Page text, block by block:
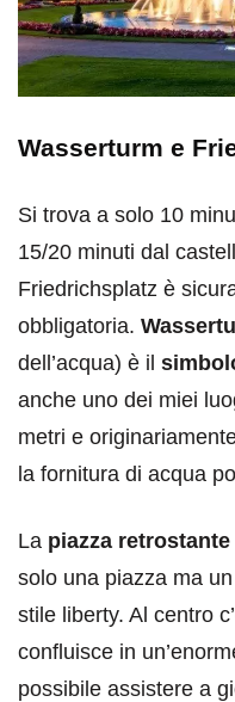
Wasserturm e
Si trova a solo 10
15/20 minuti dal
Friedrichsplatz è
obbligatoria.
dell’acqua) è il
anche uno dei miei
metri e
la fornitura di acqua
La piazza retrostante
solo una piazza ma
stile liberty. Al centro
confluisce in
possibile assistere a